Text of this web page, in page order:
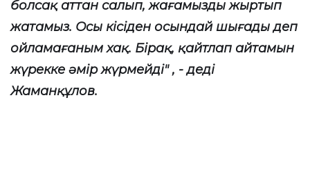
болсақ аттан салып, жағамызды жыртып
жатамыз. Осы кісіден осындай шығады деп
ойламағаным хақ. Бірақ, қайтлап айтамын
жүрекке әмір жүрмейді" , - деді
Жаманқұлов.